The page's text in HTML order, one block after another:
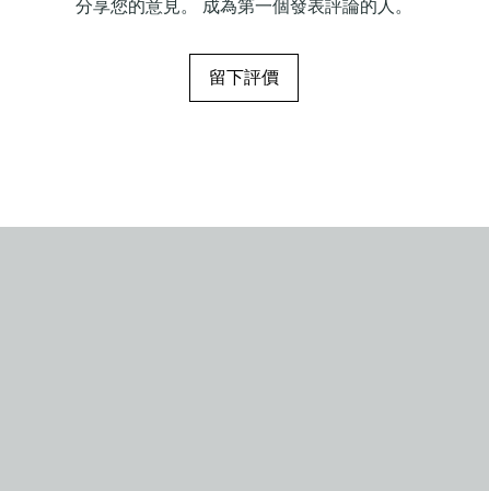
分享您的意見。 成為第一個發表評論的人。
留下評價